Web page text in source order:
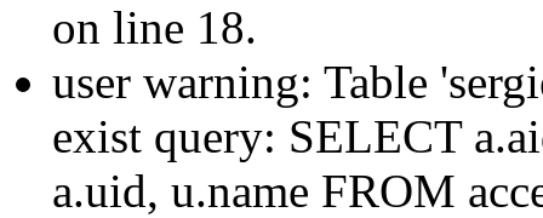
on line 18.
user warning: Table
exist query: SELECT
a.uid, u.name FROM